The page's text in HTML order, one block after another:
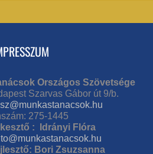
Országos Szövetsége
Szarvas Gábor út 9/b.
275-1445
: Idrányi Flóra
Bori Zsuzsanna